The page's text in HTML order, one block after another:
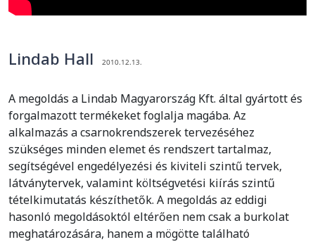
Lindab Hall 2010.12.13.
A megoldás a Lindab Magyarország Kft. által gyártott és
forgalmazott termékeket foglalja magába. Az
alkalmazás a csarnokrendszerek tervezéséhez
szükséges minden elemet és rendszert tartalmaz,
segítségével engedélyezési és kiviteli szintű tervek,
látványtervek, valamint költségvetési kiírás szintű
tételkimutatás készíthetők. A megoldás az eddigi
hasonló megoldásoktól eltérően nem csak a burkolat
meghatározására, hanem a mögötte található